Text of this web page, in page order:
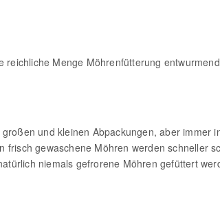
Menge Möhrenfütterung
und kleinen Abpackungen, aber immer
gewaschene Möhren werden schneller
niemals gefrorene Möhren gefüttert